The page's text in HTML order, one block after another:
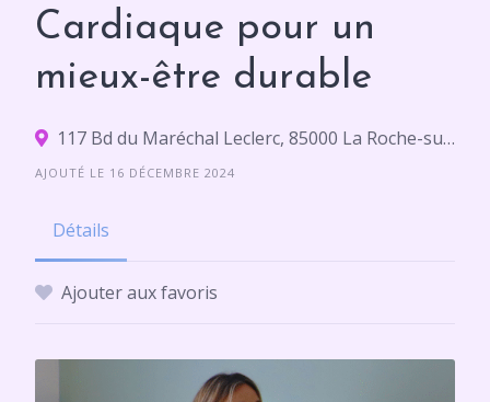
Cardiaque pour un
mieux-être durable
117 Bd du Maréchal Leclerc, 85000 La Roche-sur-Yon
AJOUTÉ LE 16 DÉCEMBRE 2024
Détails
Ajouter aux favoris